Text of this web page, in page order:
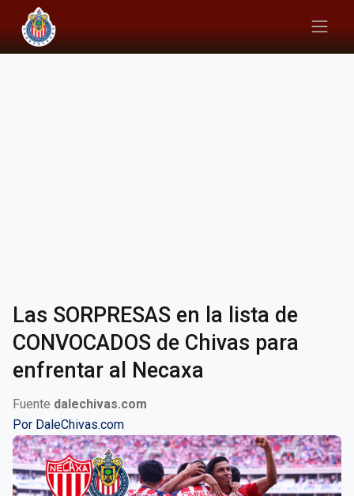
Las SORPRESAS en la lista de
CONVOCADOS de Chivas para
enfrentar al Necaxa
Fuente dalechivas.com
Por DaleChivas.com